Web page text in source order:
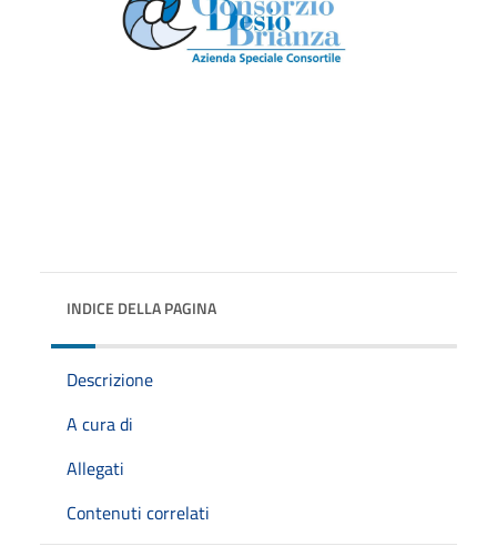
INDICE DELLA PAGINA
Descrizione
A cura di
Allegati
Contenuti correlati